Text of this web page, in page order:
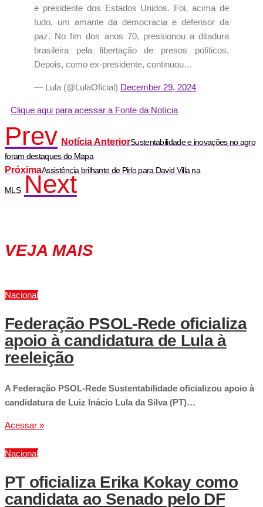
e presidente dos Estados Unidos. Foi, acima de
tudo, um amante da democracia e defensor da
paz. No fim dos anos 70, pressionou a ditadura
brasileira pela libertação de presos políticos.
Depois, como ex-presidente, continuou…
— Lula (@LulaOficial) December 29, 2024
Clique aqui para acessar a Fonte da Notícia
Prev Notícia AnteriorSustentabilidade e inovações no agro
foram destaques do Mapa
PróximaAssistência brilhante de Pirlo para David Villa na
MLS Next
VEJA MAIS
Nacional
Federação PSOL-Rede oficializa
apoio à candidatura de Lula à
reeleição
A Federação PSOL-Rede Sustentabilidade oficializou apoio à
candidatura de Luiz Inácio Lula da Silva (PT)…
Acessar »
Nacional
PT oficializa Erika Kokay como
candidata ao Senado pelo DF